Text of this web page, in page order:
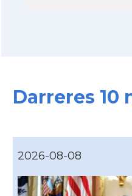
Darreres 10
2026-08-08